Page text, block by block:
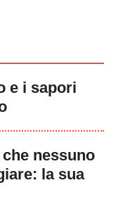
e i sapori
nessuno
la sua